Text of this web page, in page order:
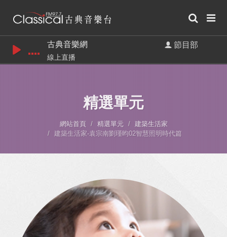
古典音樂網 節目部
線上直播